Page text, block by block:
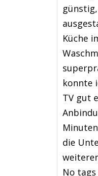
Küche
konnte
TV gut
die
No